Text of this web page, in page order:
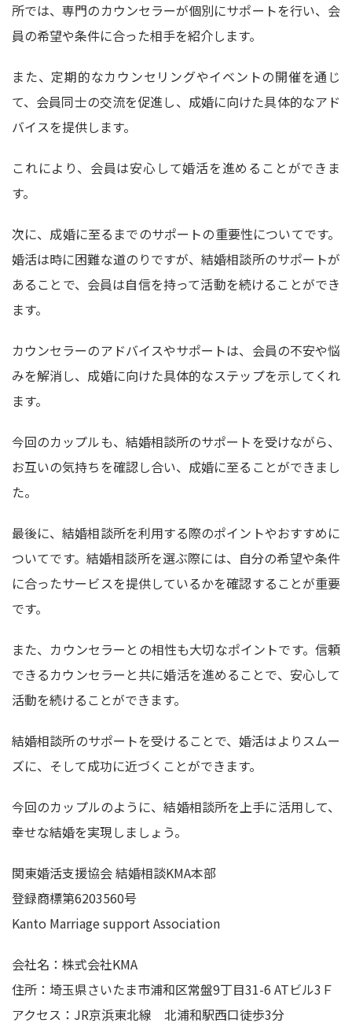
所では、専門のカウンセラーが個別にサポートを行い、会
員の希望や条件に合った相手を紹介します。
また、定期的なカウンセリングやイベントの開催を通じ
て、会員同士の交流を促進し、成婚に向けた具体的なアド
バイスを提供します。
これにより、会員は安心して婚活を進めることができま
す。
次に、成婚に至るまでのサポートの重要性についてです。
婚活は時に困難な道のりですが、結婚相談所のサポートが
あることで、会員は自信を持って活動を続けることができ
ます。
カウンセラーのアドバイスやサポートは、会員の不安や悩
みを解消し、成婚に向けた具体的なステップを示してくれ
ます。
今回のカップルも、結婚相談所のサポートを受けながら、
お互いの気持ちを確認し合い、成婚に至ることができまし
た。
最後に、結婚相談所を利用する際のポイントやおすすめに
ついてです。結婚相談所を選ぶ際には、自分の希望や条件
に合ったサービスを提供しているかを確認することが重要
です。
また、カウンセラーとの相性も大切なポイントです。信頼
できるカウンセラーと共に婚活を進めることで、安心して
活動を続けることができます。
結婚相談所のサポートを受けることで、婚活はよりスムー
ズに、そして成功に近づくことができます。
今回のカップルのように、結婚相談所を上手に活用して、
幸せな結婚を実現しましょう。
関東婚活支援協会 結婚相談KMA本部
登録商標第6203560号
Kanto Marriage support Association
会社名：株式会社KMA
住所：埼玉県さいたま市浦和区常盤9丁目31-6 ATビル3Ｆ
アクセス：JR京浜東北線 北浦和駅西口徒歩3分